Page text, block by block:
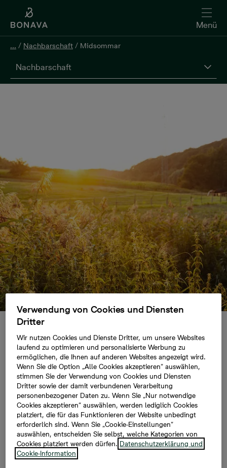
Menü
... / Nachbarschaft / Midsommar
Nachbarschaft
Midsommar
Für viele Schweden ist Midsommar das
wichtigste Ereignis des Jahres und eine
wunderbare Art den Sommer zu feiern. Deshalb
wird es an der Zeit dieses Fest in Ihre
Nachbarschaft zu bringen.
Mit ein paar Tipps gelingt Ihnen diese wunderschöne
Verwendung von Cookies und Diensten
Dritter
Wir nutzen Cookies und Dienste Dritter, um unsere Websites
laufend zu optimieren und personalisierte Werbung zu
ermöglichen, die Ihnen auf anderen Websites angezeigt wird.
Wenn Sie die Option „Alle Cookies akzeptieren“ auswählen,
stimmen Sie der Verwendung von Cookies und Diensten
Dritter sowie der damit verbundenen Verarbeitung
personenbezogener Daten zu. Wenn Sie „Nur notwendige
Cookies akzeptieren“ auswählen, werden lediglich Cookies
platziert, die für das Funktionieren der Website unbedingt
erforderlich sind. Wenn Sie „Cookie-Einstellungen“
auswählen, entscheiden Sie selbst, welche Kategorien von
Cookies platziert werden dürfen. Datenschutzerklärung und
Cookie-Information